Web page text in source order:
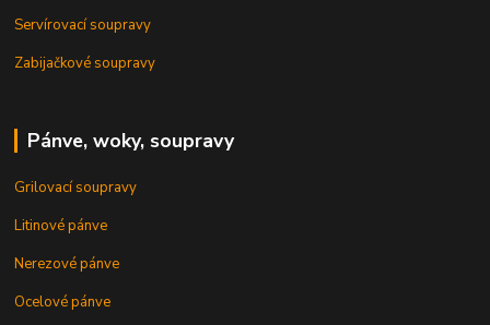
Servírovací soupravy
Zabijačkové soupravy
Pánve, woky, soupravy
Grilovací soupravy
Litinové pánve
Nerezové pánve
Ocelové pánve